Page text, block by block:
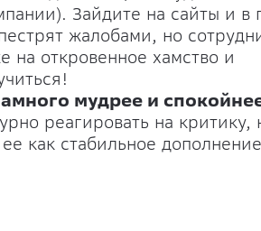
Зайдите на сайты и в
жалобами, но
на откровенное хамство и
мудрее и
реагировать на критику,
как стабильное